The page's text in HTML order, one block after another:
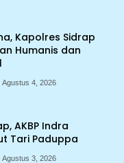
Kapolres Sidrap
Humanis dan
Agustus 4, 2026
AKBP Indra
Tari Paduppa
Agustus 3, 2026